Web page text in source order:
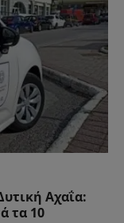
Αχαΐα:
τα 10